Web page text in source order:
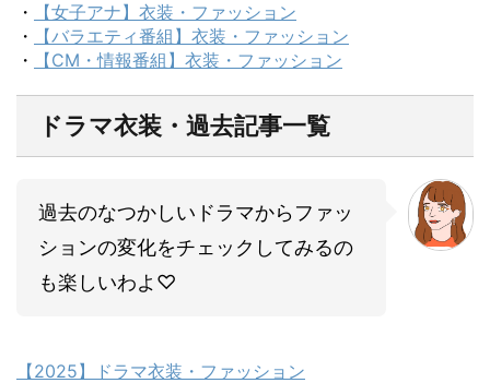
・
【女子アナ】衣装・ファッション
・
【バラエティ番組】衣装・ファッション
・
【CM・情報番組】衣装・ファッション
ドラマ衣装・過去記事一覧
過去のなつかしいドラマからファッ
ションの変化をチェックしてみるの
も楽しいわよ♡
【2025】ドラマ衣装・ファッション